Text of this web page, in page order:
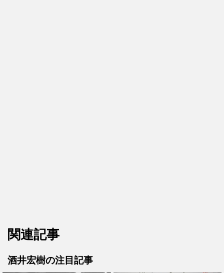
関連記事
酒井宏樹の注目記事